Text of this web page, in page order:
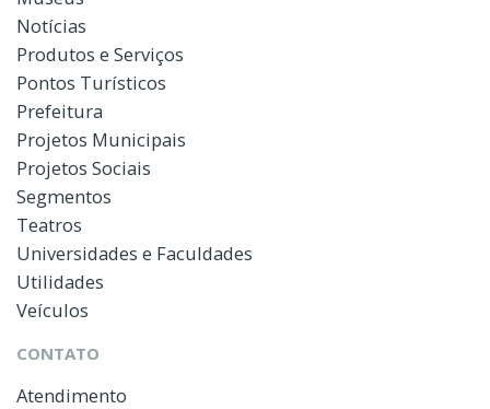
Notícias
Produtos e Serviços
Pontos Turísticos
Prefeitura
Projetos Municipais
Projetos Sociais
Segmentos
Teatros
Universidades e Faculdades
Utilidades
Veículos
CONTATO
Atendimento